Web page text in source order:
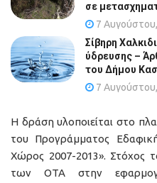
σε
7
Σίβηρη
ύδρευσης –
του Δήμου
7
Η δράση υλοποιείται στο
του Προγράμματος
Χώρος 2007-2013». Στόχος
των ΟΤΑ στην